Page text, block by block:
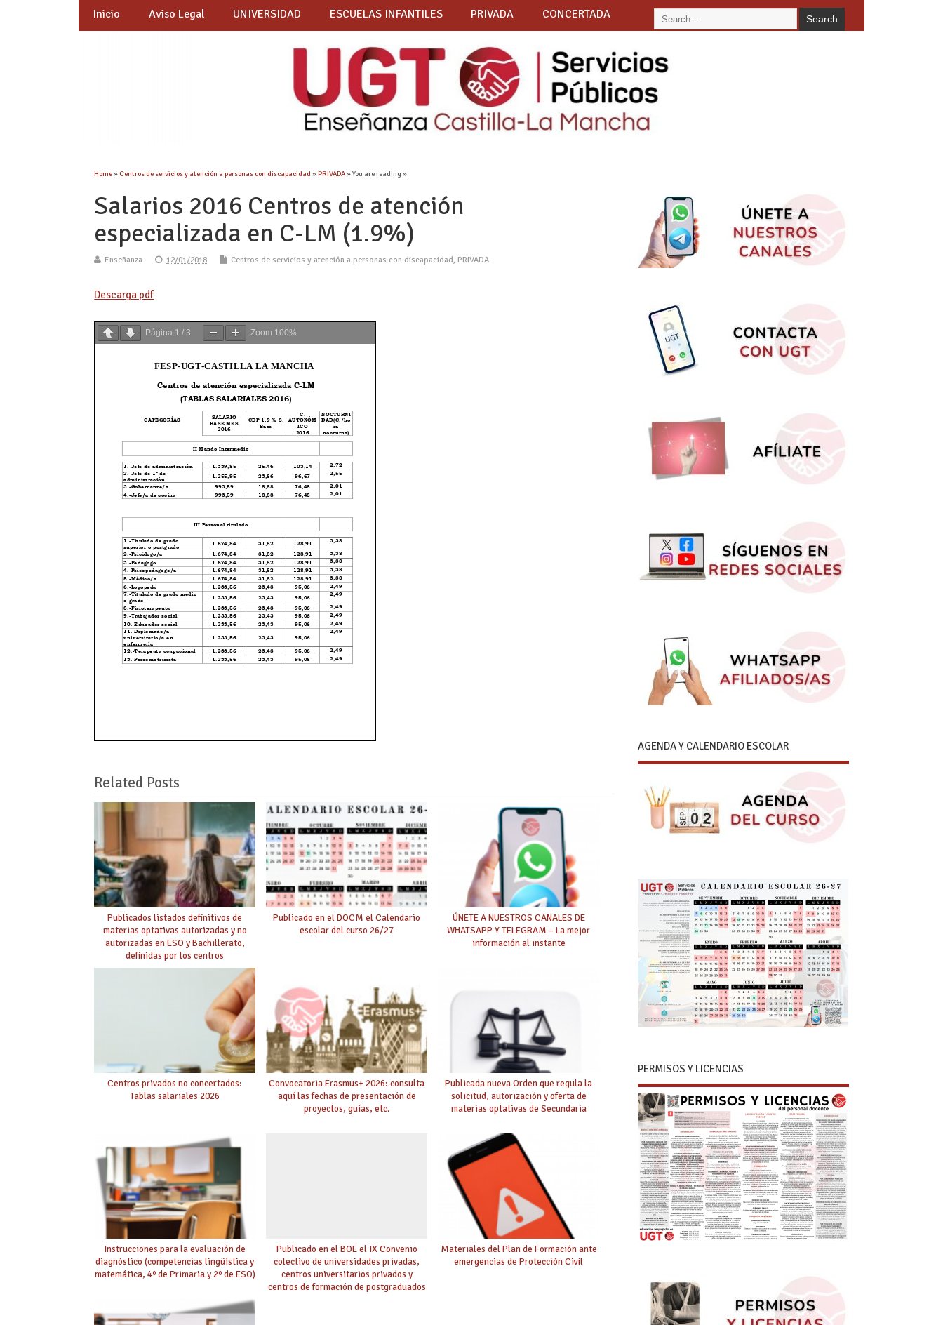
Inicio Aviso Legal UNIVERSIDAD ESCUELAS INFANTILES PRIVADA CONCERTADA
Home» Centros de servicios y atención a personas con discapacidad »PRIVADA» You are reading »
Salarios 2016 Centros de atención
especializada en C-LM (1.9%)
Enseñanza 12/01/2018 Centros de servicios y atención a personas con discapacidad, PRIVADA
Descarga pdf
Página 1 /3 Zoom 100%
Related Posts
Publicados listados definitivos de
materias optativas autorizadas y no
autorizadas en ESO y Bachillerato,
definidas por los centros
Publicado en el DOCM el Calendario
escolar del curso 26/27
ÚNETE A NUESTROS CANALES DE
WHATSAPP Y TELEGRAM – La mejor
información al instante
Centros privados no concertados:
Tablas salariales 2026
Convocatoria Erasmus+ 2026: consulta
aquí las fechas de presentación de
proyectos, guías, etc.
Publicada nueva Orden que regula la
solicitud, autorización y oferta de
materias optativas de Secundaria
Instrucciones para la evaluación de
diagnóstico (competencias lingüística y
matemática, 4º de Primaria y 2º de ESO)
Publicado en el BOE el IX Convenio
colectivo de universidades privadas,
centros universitarios privados y
centros de formación de postgraduados
Materiales del Plan de Formación ante
emergencias de Protección Civil
AGENDA Y CALENDARIO ESCOLAR
PERMISOS Y LICENCIAS